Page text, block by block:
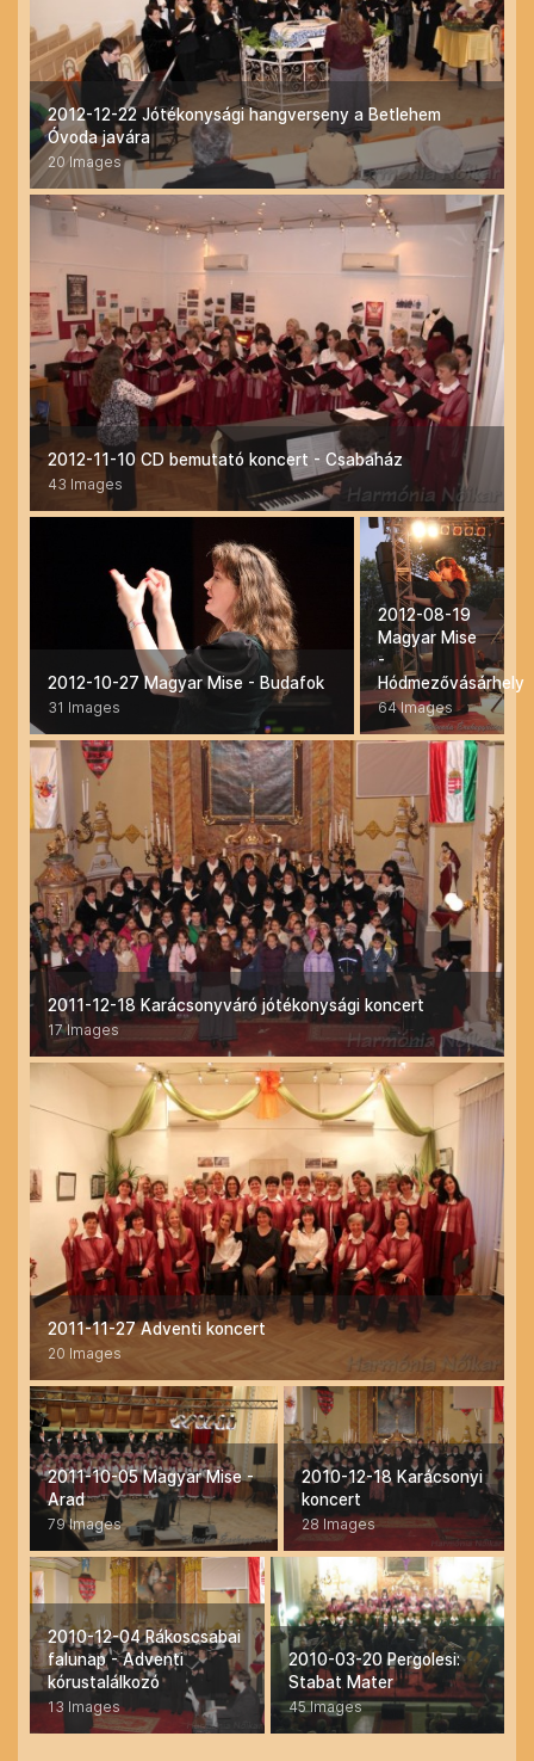
2012-12-22 Jótékonysági hangverseny a Betlehem
Óvoda javára
20 Images
2012-11-10 CD bemutató koncert - Csabaház
43 Images
2012-10-27 Magyar Mise - Budafok
31 Images
2012-08-19
Magyar Mise
-
Hódmezővásárhely
64 Images
2011-12-18 Karácsonyváró jótékonysági koncert
17 Images
2011-11-27 Adventi koncert
20 Images
2011-10-05 Magyar Mise -
Arad
79 Images
2010-12-18 Karácsonyi
koncert
28 Images
2010-12-04 Rákoscsabai
falunap - Adventi
kórustalálkozó
13 Images
2010-03-20 Pergolesi:
Stabat Mater
45 Images